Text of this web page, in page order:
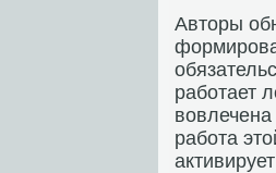
Авторы
работает
работа